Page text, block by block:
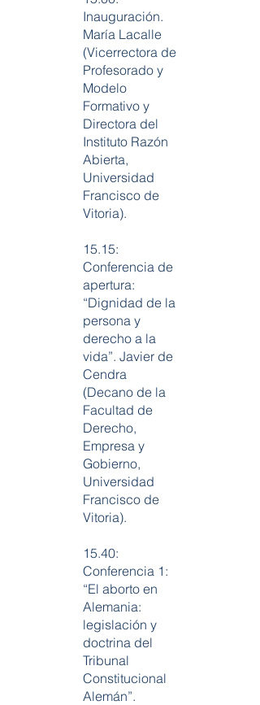
Inauguración.
María Lacalle
(Vicerrectora de
Profesorado y
Modelo
Formativo y
Directora del
Instituto Razón
Abierta,
Universidad
Francisco de
Vitoria).
15.15:
Conferencia de
apertura:
“Dignidad de la
persona y
derecho a la
vida”. Javier de
Cendra
(Decano de la
Facultad de
Derecho,
Empresa y
Gobierno,
Universidad
Francisco de
Vitoria).
15.40:
Conferencia 1:
“El aborto en
Alemania:
legislación y
doctrina del
Tribunal
Constitucional
Alemán”.